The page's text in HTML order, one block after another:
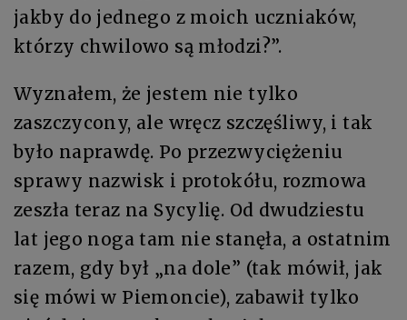
jakby do jednego z moich uczniaków,
którzy chwilowo są młodzi?”.
Wyznałem, że jestem nie tylko
zaszczycony, ale wręcz szczęśliwy, i tak
było naprawdę. Po przezwyciężeniu
sprawy nazwisk i protokółu, rozmowa
zeszła teraz na Sycylię. Od dwudziestu
lat jego noga tam nie stanęła, a ostatnim
razem, gdy był „na dole” (tak mówił, jak
się mówi w Piemoncie), zabawił tylko